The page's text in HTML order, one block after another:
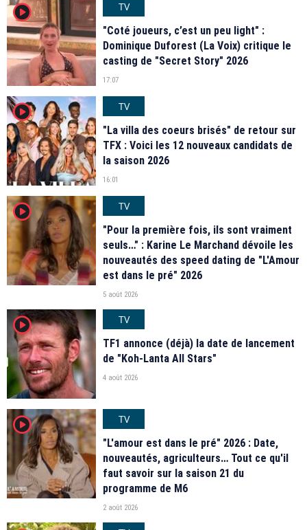
player2
TV
"Coté joueurs, c’est un peu light" :
Dominique Duforest (La Voix) critique le
casting de "Secret Story" 2026
17:07
player2
TV
"La villa des coeurs brisés" de retour sur
TFX : Voici les 12 nouveaux candidats de
la saison 2026
16:01
player2
TV
"Pour la première fois, ils sont vraiment
seuls…" : Karine Le Marchand dévoile les
nouveautés des speed dating de "L'Amour
est dans le pré" 2026
5 août 2026
player2
TV
TF1 annonce (déjà) la date de lancement
de "Koh-Lanta All Stars"
4 août 2026
player2
TV
"L'amour est dans le pré" 2026 : Date,
nouveautés, agriculteurs… Tout ce qu'il
faut savoir sur la saison 21 du
programme de M6
2 août 2026